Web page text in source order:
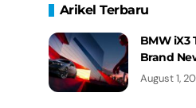
Arikel Terbaru
BMW iX3
Brand
August 1,